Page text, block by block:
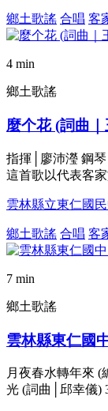
鄉土歌謠 合唱 客
4 min
鄉土歌謠
麼个花 (詞曲
指揮│廖沛瀅 鋼
這首歌以代表客
雲林縣立東仁國
鄉土歌謠 合唱 客
7 min
鄉土歌謠
雲林縣東仁國
月夜春水轉年來 (
光 (詞曲│邱幸儀